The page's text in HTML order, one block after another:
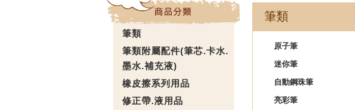
筆類
筆類附屬配件(筆芯.卡水.
墨水.補充液)
橡皮擦系列用品
修正帶.液用品
筆類
原子筆
迷你筆
自動鋼珠筆
亮彩筆